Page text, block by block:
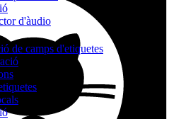
d'àudio
de camps d'etiquetes